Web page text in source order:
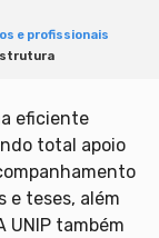
e profissionais
eficiente
total apoio
e teses, além
também